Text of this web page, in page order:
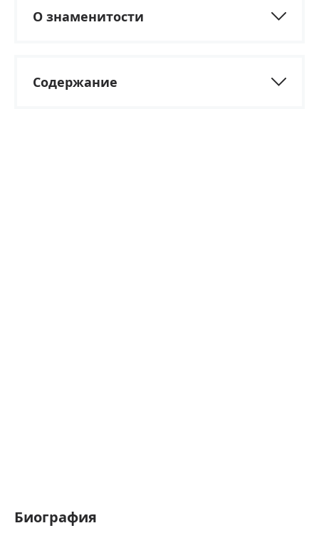
О знаменитости
Содержание
Биография